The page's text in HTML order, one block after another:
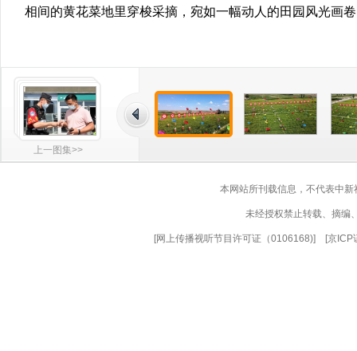
相间的黄花菜地里穿梭采摘，宛如一幅动人的田园风光画
上一图集>>
本网站所刊载信息，不代表中
未经授权禁止转载、摘编
[网上传播视听节目许可证（0106168)] [京ICP